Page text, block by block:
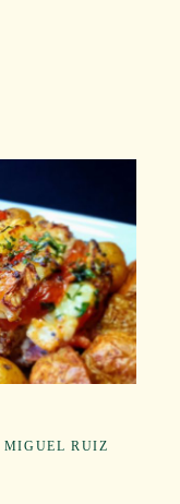
MIGUEL RUIZ